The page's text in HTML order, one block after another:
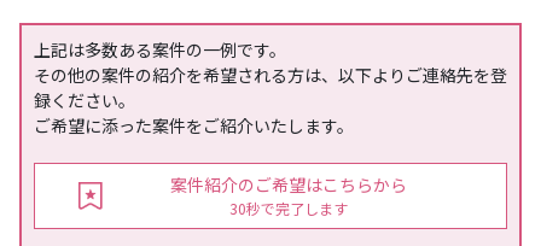
上記は多数ある案件の一例です。
その他の案件の紹介を希望される方は、以下よりご連絡先を登
録ください。
ご希望に添った案件をご紹介いたします。
案件紹介のご希望はこちらから
30秒で完了します